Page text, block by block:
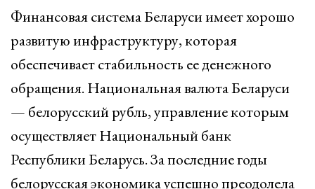
Финансовая система Беларуси имеет хорошо
развитую инфраструктуру, которая
обеспечивает стабильность ее денежного
обращения. Национальная валюта Беларуси
— белорусский рубль, управление которым
осуществляет Национальный банк
Республики Беларусь. За последние годы
белорусская экономика успешно преодолела